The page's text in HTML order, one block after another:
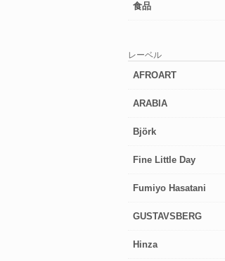
食品
レーベル
AFROART
ARABIA
Björk
Fine Little Day
Fumiyo Hasatani
GUSTAVSBERG
Hinza